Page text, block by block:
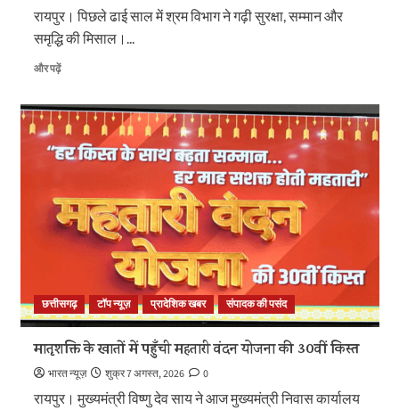
रायपुर। पिछले ढाई साल में श्रम विभाग ने गढ़ी सुरक्षा, सम्मान और
समृद्धि की मिसाल।...
और पढ़ेंढाई
उपलब्धियाँ-
छत्तीसगढ़
का
श्रमिक
के
क्षेत्र
में
बारे
में
पढ़ें
छत्तीसगढ़ टॉप न्यूज़ प्रादेशिक खबर संपादक की पसंद
मातृशक्ति के खातों में पहुँची महतारी वंदन योजना की 30वीं किस्त
भारत न्यूज़ शुक्र 7 अगस्त, 2026 0
रायपुर। मुख्यमंत्री विष्णु देव साय ने आज मुख्यमंत्री निवास कार्यालय